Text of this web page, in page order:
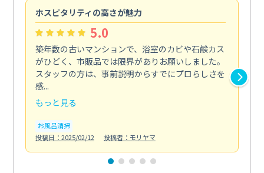
ホスピタリティの高さが魅力
5.0
築年数の古いマンションで、浴室のカビや石鹸カス
がひどく、市販品では限界がありお願いしました。
スタッフの方は、事前説明からすでにプロらしさを
感...
もっと見る
お風呂清掃
投稿日：2025/02/12
投稿者：モリヤマ